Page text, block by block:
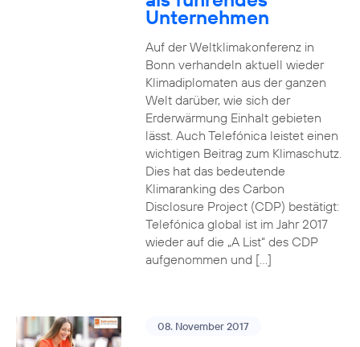
Unternehmen
Auf der Weltklimakonferenz in
Bonn verhandeln aktuell wieder
Klimadiplomaten aus der ganzen
Welt darüber, wie sich der
Erderwärmung Einhalt gebieten
lässt. Auch Telefónica leistet einen
wichtigen Beitrag zum Klimaschutz.
Dies hat das bedeutende
Klimaranking des Carbon
Disclosure Project (CDP) bestätigt:
Telefónica global ist im Jahr 2017
wieder auf die „A List“ des CDP
aufgenommen und […]
08. November 2017